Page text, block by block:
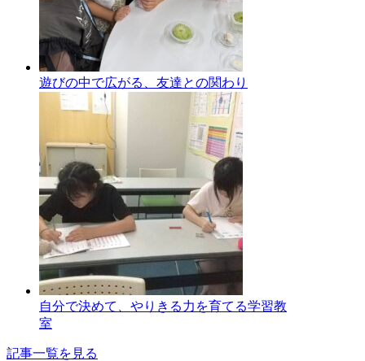
遊びの中で広がる、友達との関わり
自分で決めて、やりきる力を育てる学習教
室
記事一覧を見る